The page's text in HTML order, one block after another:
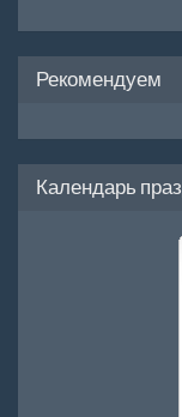
Рекомендуем
Календарь